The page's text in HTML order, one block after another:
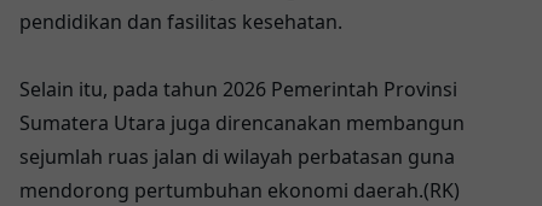
pendidikan dan fasilitas kesehatan.
Selain itu, pada tahun 2026 Pemerintah Provinsi
Sumatera Utara juga direncanakan membangun
sejumlah ruas jalan di wilayah perbatasan guna
mendorong pertumbuhan ekonomi daerah.(RK)